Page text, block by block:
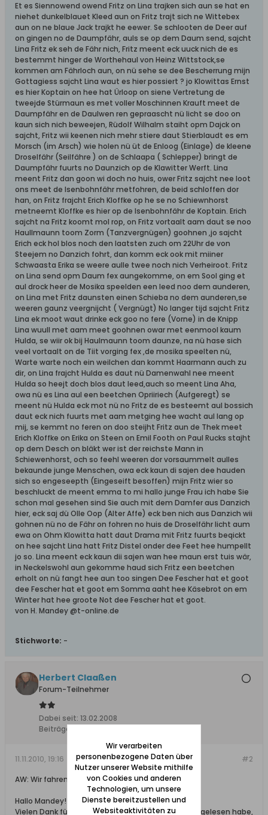
Et es Siennowend owend Fritz on Lina trajken sich aun se hat en
niehet dunkelblauet Kleed aun on Fritz trajt sich ne Wittebex
aun on ne blaue Jack trajkt he eewer. Se schlooten de Deer auf
on gingen no de Daumpfähr, auls se op dem Daum send, sajcht
Lina Fritz ek seh de Fähr nich, Fritz meent eck uuck nich de es
bestemmt hinger de Worthehaul von Heinz Wittstock,se
kommen am Fährloch aun, on nü sehe se dee Bescherrung mijn
Gottagiess sajcht Lina waut es hier possiert ? jo Klowittas Ernst
es hier Koptain on hee hat Ürloop on siene Vertretung de
tweejde Stürmaun es met voller Moschinnen Krauft meet de
Daumpfähr en de Daulwen ren gepraascht nü licht se doo on
kaun sich nich beweejen, Rüdolf Wilhalm staiht opm Dajck on
sajcht, Fritz wii keenen nich mehr stiere daut Stierblaudt es em
Morsch (im Arsch) wie holen nü üt de Enloog (Einlage) de kleene
Droselfähr (Seilfähre ) on de Schlaapa ( Schlepper) bringt de
Daumpfähr fuurts no Daunzich op de Klawitter Werft. Lina
meent Fritz dan goon wi doch no huis, ower Fritz sajcht nee loot
ons meet de Isenbohnfähr metfohren, de beid schloffen dor
han, on Fritz frajcht Erich Kloffke op he se no Schiewnhorst
metneemt Kloffke es hier op de Isenbohnfähr de Koptain. Erich
sajcht na Fritz koomt mol rop, on Fritz vortaalt aam daut se noo
Haullmaunn toom Zorm (Tanzvergnügen) goohnen ,jo sajcht
Erich eck hol blos noch den laatsten zuch om 22Uhr de von
Steejem no Danzich fohrt, dan komm eck ook mit miiner
Schwaasta Erika se weere aulle twee noch nich Verheiroot. Fritz
on Lina send opm Daum fex aungekomme, on em Sool ging et
aul drock heer de Mosika speelden een leed noo dem aunderen,
on Lina met Fritz daunsten einen Schieba no dem aunderen,se
weeren gaunz veergnijcht ( Vergnügt) No langer tijd sajcht Fritz
Lina ek moot waut drinke eck goo no fere (Vorne) in de Knipp
Lina wuull met aam meet goohnen owar met eenmool kaum
Hulda, se wiir ok bij Haulmaunn toom daunze, na nü hase sich
veel vortaalt on de Tiit vorging fex ,de mosika speelten nü,
Warte warte noch ein weilchen dan kommt Haarmann auch zu
dir, on Lina frajcht Hulda es daut nü Damenwahl nee meent
Hulda so heejt doch blos daut leed,auch so meent Lina Aha,
owa nü es Lina aul een beetchen Opriiriech (Aufgeregt) se
meent nü Hulda eck mot nü no Fritz de es besteemt aul bossich
daut eck nich fuurts met aam metging hee wacht aul lang op
mij, se kemmt no feren on doo steijht Fritz aun de Thek meet
Erich Kloffke on Erika on Steen on Emil Footh on Paul Rucks stajht
op dem Desch on bläkt wer ist der reichste Mann in
Schiewenhorst, och so feehl weeren dor vorsaummelt aulles
bekaunde junge Menschen, owa eck kaun di sajen dee hauden
sich so engeseepth (Eingeseift besoffen) mijn Fritz wier so
beschluckt de meent emma to mi hallo junge Frau ich habe Sie
schon mal gesehen sind Sie auch mit dem Damfer aus Danzich
hier, eck saj dü Olle Oop (Alter Affe) eck ben nich aus Danzich wii
gohnen nü no de Fähr on fohren no huis de Droselfähr licht aum
ewa on Ohm Klowitta hatt daut Drama mit Fritz fuurts beqickt
on hee sajcht Lina hatt Fritz Distel onder dee Feet hee humpellt
jo so. Lina meent eck kaun dii sajen wan hee maun erst tuis wär,
in Neckelswohl aun gekomme haud sich Fritz een beetchen
erholt on nü fangt hee aun too singen Dee Fescher hat et goot
dee Fescher hat et goot em Somma aaht hee Käsebrot on em
Winter hat hee groote Not dee Fescher hat et goot.
von H. Mandey @t-online.de
Stichworte: -
Herbert Claaßen
Forum-Teilnehmer
Dabei seit: 13.02.2008
Beiträge:
#2
11.11.2010, 19:16
AW: Wir fahren nach Schiewenhorst
Hallo Mandey!
Vielen Dank für Deinen Beitrag, den ich mit genuß gelesen habe,
Wir verarbeiten
personenbezogene Daten über
Nutzer unserer Website mithilfe
von Cookies und anderen
Technologien, um unsere
Dienste bereitzustellen und
Websiteaktivitäten zu